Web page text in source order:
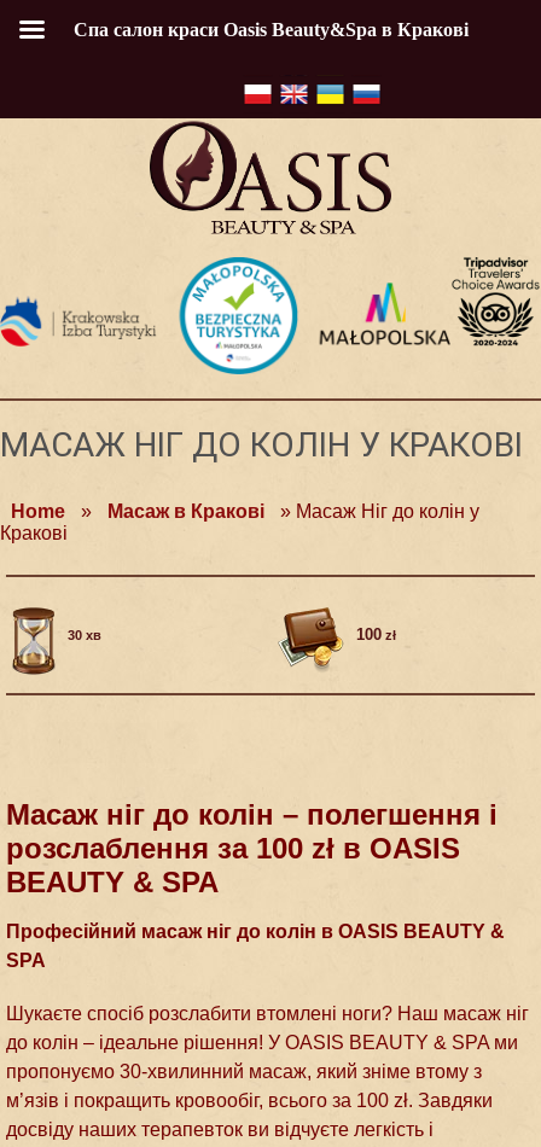
МАСАЖ НІГ ДО КОЛІН У КРАКОВІ
Home » Масаж в Кракові » Масаж Ніг до колін у
Кракові
30 хв 100 zł
Масаж ніг до колін – полегшення і
розслаблення за 100 zł в OASIS
BEAUTY & SPA
Професійний масаж ніг до колін в OASIS BEAUTY &
SPA
Шукаєте спосіб розслабити втомлені ноги? Наш масаж ніг
до колін – ідеальне рішення! У OASIS BEAUTY & SPA ми
пропонуємо 30-хвилинний масаж, який зніме втому з
м’язів і покращить кровообіг, всього за 100 zł. Завдяки
досвіду наших терапевток ви відчуєте легкість і
Спа салон краси Oasis Beauty&Spa в Кракові